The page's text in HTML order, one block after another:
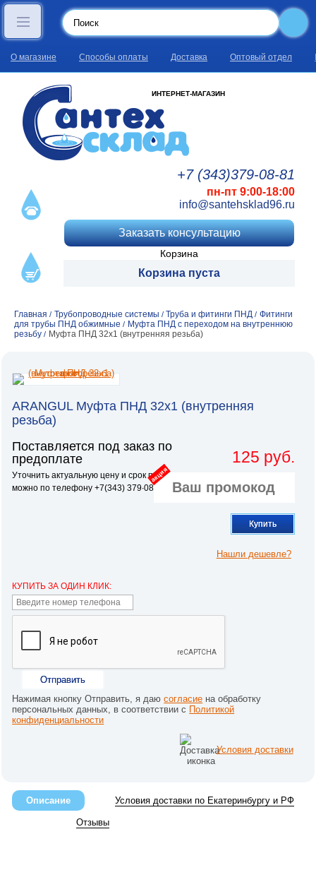
О магазине Способы оплаты Доставка Оптовый отдел
ИНТЕРНЕТ-МАГАЗИН
+7 (343)379-08-81
пн-пт 9:00-18:00
info@santehsklad96.ru
Заказать консультацию
Корзина
Корзина пуста
Главная / Трубопроводные системы / Труба и фитинги ПНД / Фитинги
для трубы ПНД обжимные / Муфта ПНД с переходом на внутреннюю
резьбу / Муфта ПНД 32х1 (внутренняя резьба)
ARANGUL Муфта ПНД 32х1 (внутренняя
резьба)
Поставляется под заказ по
предоплате
Уточнить актуальную цену и срок поставки
можно по телефону +7(343) 379∙08∙81
125 руб.
акция
Купить
Нашли дешевле?
КУПИТЬ ЗА ОДИН КЛИК:
Отправить
Нажимая кнопку Отправить, я даюсогласие на обработку
персональных данных, в соответствии с Политикой
конфиденциальности
Условия доставки
Описание Условия доставки по Екатеринбургу и РФ
Отзывы